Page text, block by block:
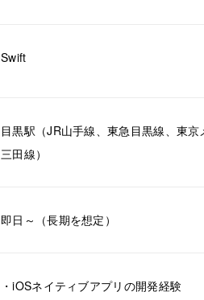
Swift
目黒駅（JR山手線、東急目黒線、東
三田線）
即日～（長期を想定）
・iOSネイティブアプリの開発経験